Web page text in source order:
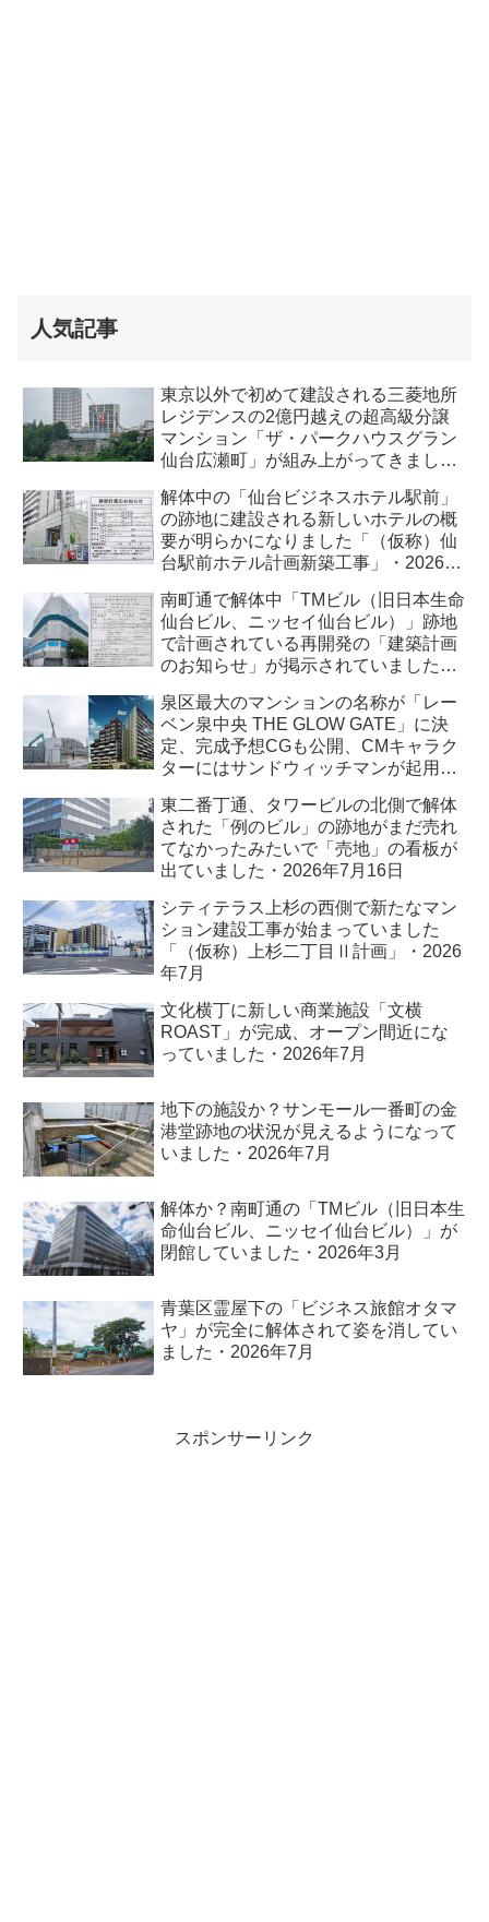
人気記事
東京以外で初めて建設される三菱地所
レジデンスの2億円越えの超高級分譲
マンション「ザ・パークハウスグラン
仙台広瀬町」が組み上がってきまし
解体中の「仙台ビジネスホテル駅前」
の跡地に建設される新しいホテルの概
要が明らかになりました「（仮称）仙
台駅前ホテル計画新築工事」・2026年
南町通で解体中「TMビル（旧日本生命
仙台ビル、ニッセイ仙台ビル）」跡地
で計画されている再開発の「建築計画
のお知らせ」が掲示されていました・
泉区最大のマンションの名称が「レー
ベン泉中央 THE GLOW GATE」に決
定、完成予想CGも公開、CMキャラク
ターにはサンドウィッチマンが起用さ
東二番丁通、タワービルの北側で解体
された「例のビル」の跡地がまだ売れ
てなかったみたいで「売地」の看板が
出ていました・2026年7月16日
シティテラス上杉の西側で新たなマン
ション建設工事が始まっていました
「（仮称）上杉二丁目Ⅱ計画」・2026
年7月
文化横丁に新しい商業施設「文横
ROAST」が完成、オープン間近にな
っていました・2026年7月
地下の施設か？サンモール一番町の金
港堂跡地の状況が見えるようになって
いました・2026年7月
解体か？南町通の「TMビル（旧日本生
命仙台ビル、ニッセイ仙台ビル）」が
閉館していました・2026年3月
青葉区霊屋下の「ビジネス旅館オタマ
ヤ」が完全に解体されて姿を消してい
ました・2026年7月
スポンサーリンク